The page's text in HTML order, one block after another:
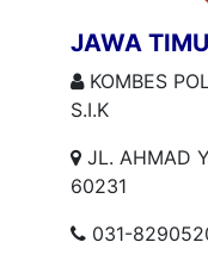
JAWA
KOMBES
S.I.K
JL. AHMAD
60231
031-